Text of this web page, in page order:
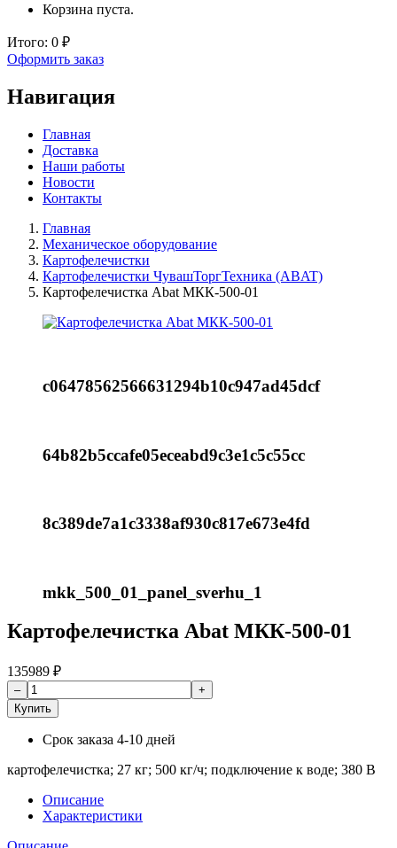
Корзина пуста.
Итого: 0 ₽
Оформить заказ
Навигация
Главная
Доставка
Наши работы
Новости
Контакты
Главная
Механическое оборудование
Картофелечистки
Картофелечистки ЧувашТоргТехника (ABAT)
Картофелечистка Abat МКК-500-01
c06478562566631294b10c947ad45dcf
64b82b5ccafe05eceabd9c3e1c5c55cc
8c389de7a1c3338af930c817e673e4fd
mkk_500_01_panel_sverhu_1
Картофелечистка Abat МКК-500-01
135989 ₽
Купить
Срок заказа 4-10 дней
картофелечистка; 27 кг; 500 кг/ч; подключение к воде; 380 В
Описание
Характеристики